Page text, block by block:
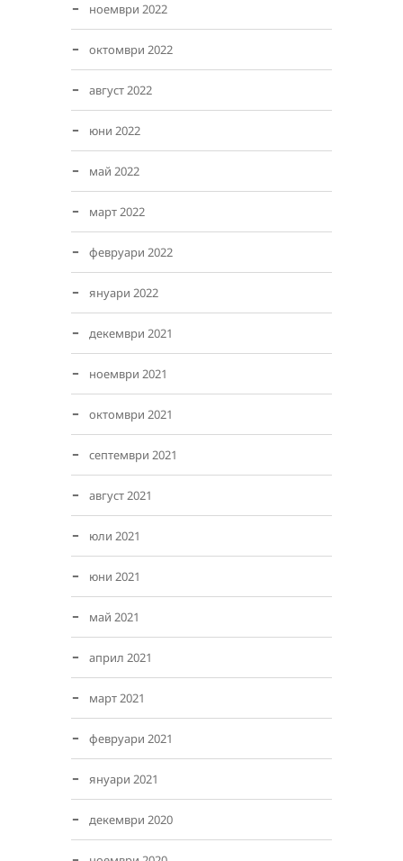
ноември 2022
октомври 2022
август 2022
юни 2022
май 2022
март 2022
февруари 2022
януари 2022
декември 2021
ноември 2021
октомври 2021
септември 2021
август 2021
юли 2021
юни 2021
май 2021
април 2021
март 2021
февруари 2021
януари 2021
декември 2020